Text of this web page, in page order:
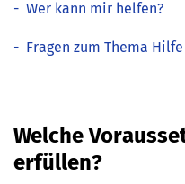
- Wer kann mir helfen?
- Fragen zum Thema
Welche
erfüllen?